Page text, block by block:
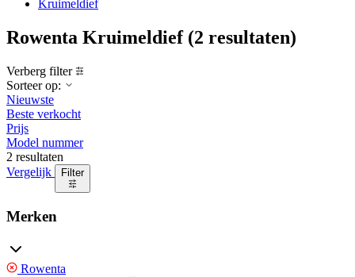
Kruimeldief
Rowenta Kruimeldief(2 resultaten)
Verberg filter
Sorteer op:
Nieuwste
Beste verkocht
Prijs
Model nummer
2 resultaten
Vergelijk
Filter
Merken
Rowenta